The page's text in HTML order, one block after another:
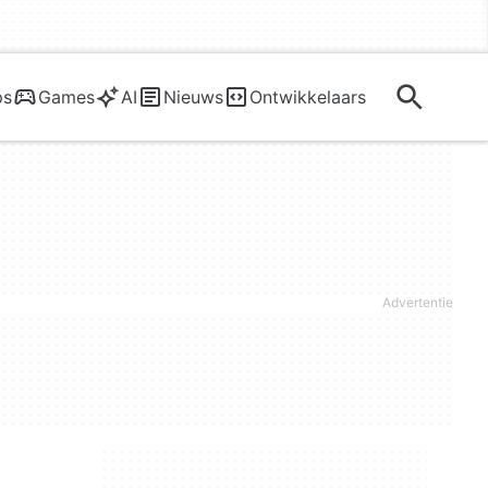
Games AI Nieuws Ontwikkelaars